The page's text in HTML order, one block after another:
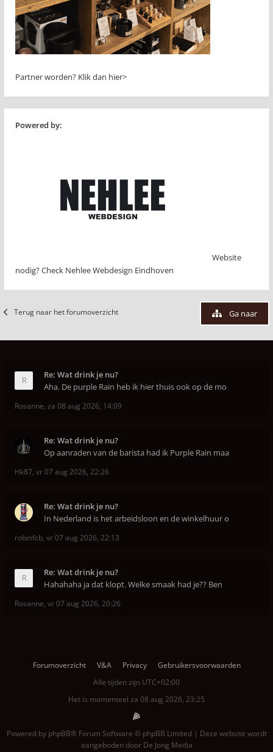
Partner worden? Klik dan hier>
Powered by:
Website
nodig? Check Nehlee Webdesign Eindhoven
Terug naar het forumoverzicht Ga naar
Re: Wat drink je nu?
Aha. De purple Rain heb ik hier thuis ook op de mo
Rosanne, za 08 aug 2026, 14:09
Re: Wat drink je nu?
Op aanraden van de barista had ik Purple Rain maa
Hk87, vr 07 aug 2026, 22:26
Re: Wat drink je nu?
In Nederland is het arbeidsloon en de winkelhuur o
robinfcb, vr 07 aug 2026, 22:13
Re: Wat drink je nu?
Hahahaha ja dat klopt. Welke smaak had je?? Ben
Rosanne, vr 07 aug 2026, 20:26
Forumoverzicht V&A Privacy
Gebruikersvoorwaarden
Alle tijden zijn UTC+02:00
Het is momenteel za 08 aug 2026, 23:25
Powered by phpBB® Forum Software © phpBB Limited | Deze website wordt
aangeboden door De Jong Media